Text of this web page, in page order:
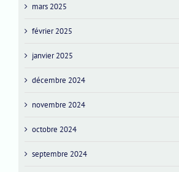
mars 2025
février 2025
janvier 2025
décembre 2024
novembre 2024
octobre 2024
septembre 2024